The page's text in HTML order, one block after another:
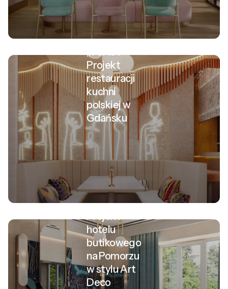
Projekt
restauracji
kuchni
polskiej w
Gdańsku
Projekt
hotelu
butikowego
na Pomorzu
w stylu Art
Deco